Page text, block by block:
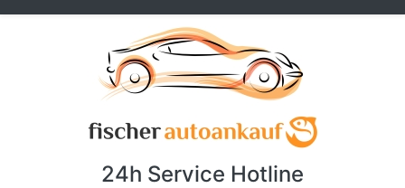
24h Service Hotline